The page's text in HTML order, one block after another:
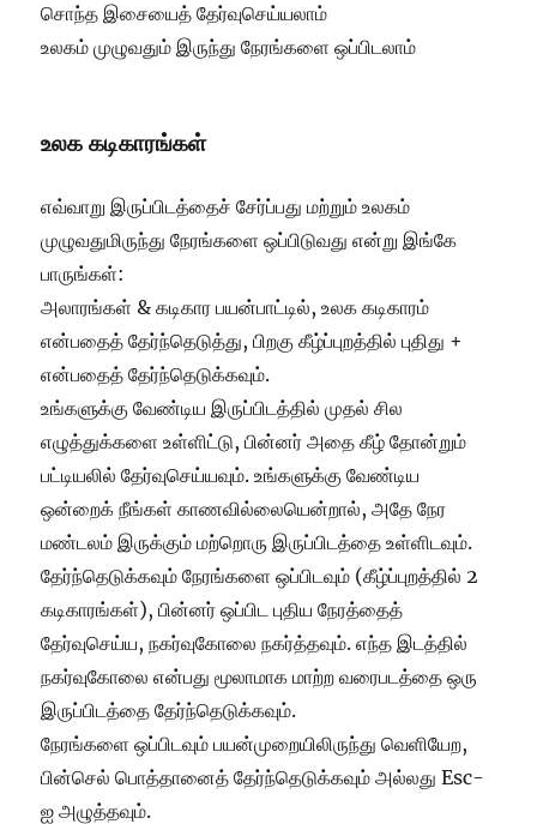
சொந்த இசையைத் தேர்வுசெய்யலாம்
உலகம் முழுவதும் இருந்து நேரங்களை ஒப்பிடலாம்
உலக கடிகாரங்கள்
எவ்வாறு இருப்பிடத்தைச் சேர்ப்பது மற்றும் உலகம்
முழுவதுமிருந்து நேரங்களை ஒப்பிடுவது என்று இங்கே
பாருங்கள்:
அலாரங்கள் & கடிகார பயன்பாட்டில், உலக கடிகாரம்
என்பதைத் தேர்ந்தெடுத்து, பிறகு கீழ்ப்புறத்தில் புதிது +
என்பதைத் தேர்ந்தெடுக்கவும்.
உங்களுக்கு வேண்டிய இருப்பிடத்தில் முதல் சில
எழுத்துக்களை உள்ளிட்டு, பின்னர் அதை கீழ் தோன்றும்
பட்டியலில் தேர்வுசெய்யவும். உங்களுக்கு வேண்டிய
ஒன்றைக் நீங்கள் காணவில்லையென்றால், அதே நேர
மண்டலம் இருக்கும் மற்றொரு இருப்பிடத்தை உள்ளிடவும்.
தேர்ந்தெடுக்கவும் நேரங்களை ஒப்பிடவும் (கீழ்ப்புறத்தில் 2
கடிகாரங்கள்), பின்னர் ஒப்பிட புதிய நேரத்தைத்
தேர்வுசெய்ய, நகர்வுகோலை நகர்த்தவும். எந்த இடத்தில்
நகர்வுகோலை என்பது மூலாமாக மாற்ற வரைபடத்தை ஒரு
இருப்பிடத்தை தேர்ந்தெடுக்கவும்.
நேரங்களை ஒப்பிடவும் பயன்முறையிலிருந்து வெளியேற,
பின்செல் பொத்தானைத் தேர்ந்தெடுக்கவும் அல்லது Esc-
ஐ அழுத்தவும்.